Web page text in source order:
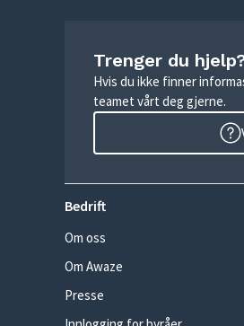
Trenger du
Hvis du ikke finner
teamet vårt deg gjerne.
Bedrift
Om oss
Om Awaze
Presse